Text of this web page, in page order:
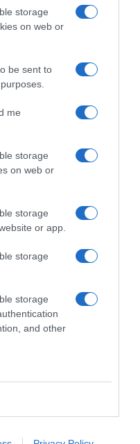
storage
on web or
be sent to
me
storage
on web or
storage
or app.
storage
storage
and other
dall'idea di
navigati e cuochi
televisivi alle cucine di
Cookie
02821290349